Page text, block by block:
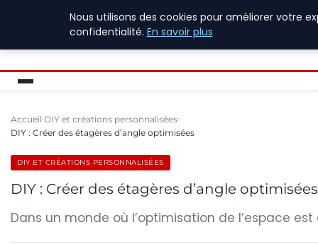
ASVOLETCOTENTIN
Accueil DIY et créations personnalisées
DIY : Créer des étagères d’angle optimisées
DIY ET CRÉATIONS PERSONNALISÉES
DIY : Créer des étagères d’angle optimisées
Dans un monde où l’optimisation de l’espace
Nous utilisons des cookies pour améliorer votre
confidentialité. En savoir plus